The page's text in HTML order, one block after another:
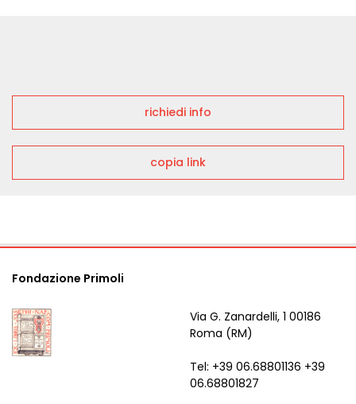
richiedi info
copia link
Fondazione Primoli
Via G. Zanardelli, 1 00186
Roma (RM)
Tel: +39 06.68801136 +39
06.68801827